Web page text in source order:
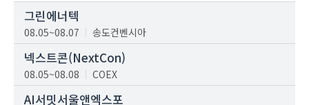
그린에너텍
08.05~08.07 송도컨벤시아
넥스트콘(NextCon)
08.05~08.08 COEX
AI서밋서울앤엑스포